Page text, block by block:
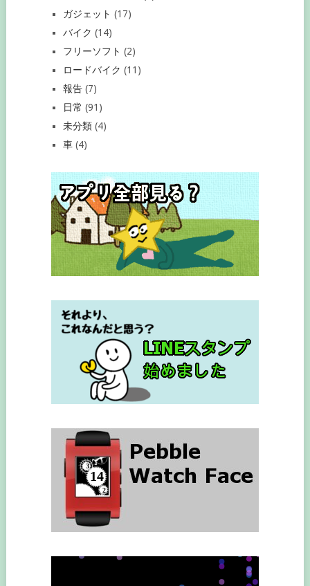
ガジェット (17)
バイク (14)
フリーソフト (2)
ロードバイク (11)
報告(7)
日常 (91)
未分類(4)
車(4)